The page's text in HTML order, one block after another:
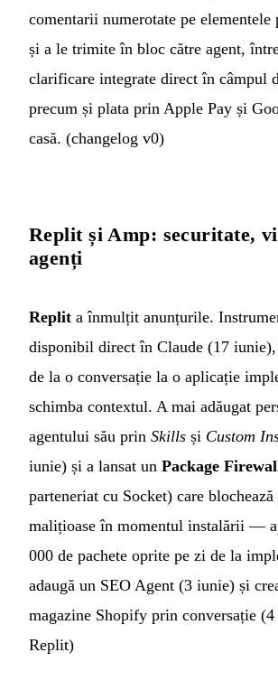
comentarii numerotate pe
și a le trimite în bloc către agent,
clarificare integrate direct în câmpul
precum și plata prin Apple Pay și
casă. (changelog v0)
Replit și Amp: securitate,
agenți
Replit a înmulțit anunțurile.
disponibil direct în Claude (17 iunie),
de la o conversație la o aplicație
schimba contextul. A mai adăugat
agentului său prin Skills și Custom
iunie) și a lansat un Package
parteneriat cu Socket) care blochează
malițioase în momentul instalării —
000 de pachete oprite pe zi de la
adaugă un SEO Agent (3 iunie) și
magazine Shopify prin conversație
Replit)